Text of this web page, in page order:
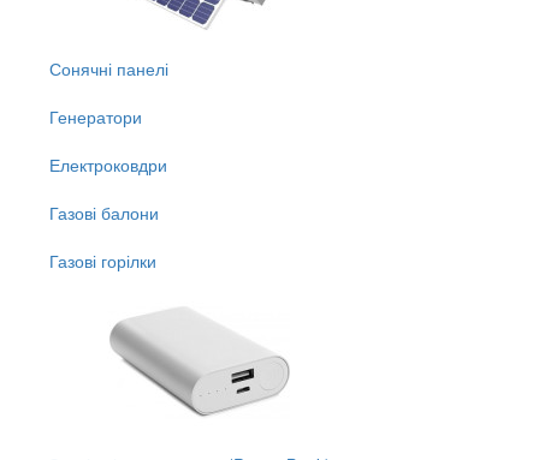
Сонячні панелі
Генератори
Електроковдри
Газові балони
Газові горілки